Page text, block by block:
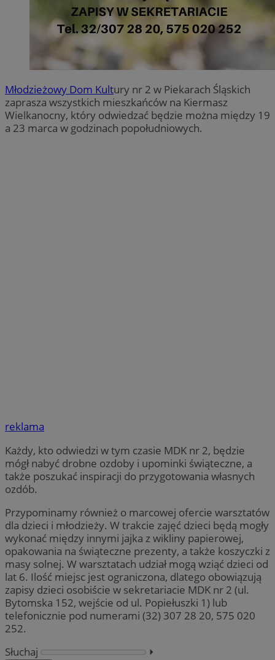
Młodzieżowy Dom Kultury nr 2 w Piekarach Śląskich
zaprasza wszystkich mieszkańców na Kiermasz
Wielkanocny, który odwiedzać będzie można między 19
a 23 marca w godzinach popołudniowych.
reklama
Każdy, kto odwiedzi w tym czasie MDK nr 2, będzie
mógł nabyć drobne ozdoby i upominki świąteczne, a
także poszukać inspiracji do przygotowania własnych
ozdób.
Przypominamy również o marcowej ofercie warsztatów
dla dzieci i młodzieży. W trakcie zajęć dzieci będą mogły
wykonać między innymi jajka z wikliny papierowej,
opakowania na świąteczne prezenty, a także koszyczki z
masy solnej. W warsztatach udział mogą wziąć dzieci od
lat 6. Ilość miejsc jest ograniczona, dlatego obowiązują
zapisy dzieci osobiście w sekretariacie MDK nr 2 (ul.
Bytomska 152, wejście od ul. Popiełuszki 1) lub
telefonicznie pod numerami (32) 307 28 20, 575 020
252.
Słuchaj
⏵︎